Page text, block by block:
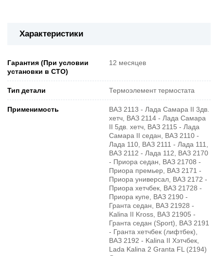
Характеристики
Гарантия (При условии
установки в СТО)
12 месяцев
Тип детали Термоэлемент термостата
Применимость
ВАЗ 2113 - Лада Самара II 3дв.
хетч, ВАЗ 2114 - Лада Самара
II 5дв. хетч, ВАЗ 2115 - Лада
Самара II седан, ВАЗ 2110 -
Лада 110, ВАЗ 2111 - Лада 111,
ВАЗ 2112 - Лада 112, ВАЗ 2170
- Приора седан, ВАЗ 21708 -
Приора премьер, ВАЗ 2171 -
Приора универсал, ВАЗ 2172 -
Приора хетчбек, ВАЗ 21728 -
Приора купе, ВАЗ 2190 -
Гранта седан, ВАЗ 21928 -
Kalina II Kross, ВАЗ 21905 -
Гранта седан (Sport), ВАЗ 2191
- Гранта хетчбек (лифтбек),
ВАЗ 2192 - Kalina II Хэтчбек,
Lada Kalina 2 Granta FL (2194)